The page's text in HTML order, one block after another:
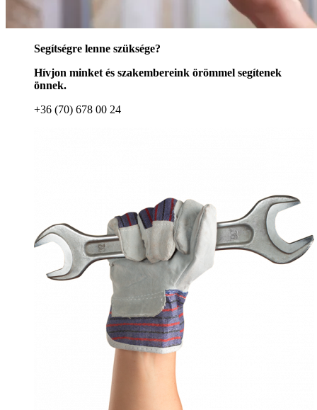
Segítségre lenne szüksége?
Hívjon minket és szakembereink örömmel segítenek
önnek.
+36 (70) 678 00 24